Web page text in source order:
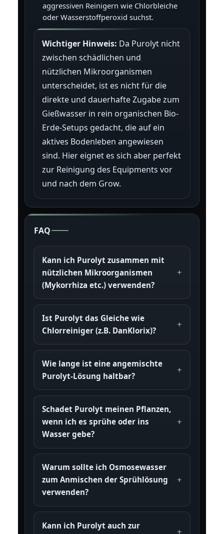
aggressiven Reinigern wie Chlorbleiche
oder Wasserstoffperoxid suchst.
Wichtiger Hinweis: Da Purolyt nicht
zwischen schädlichen und
nützlichen Mikroorganismen
unterscheidet, ist es nicht für die
direkte und dauerhafte Zugabe zum
Gießwasser in rein organischen Bio-
Erde-Setups gedacht, die auf ein
aktives Bodenleben angewiesen
sind. Hier eignet es sich aber perfekt
zur Reinigung des Equipments vor
und nach dem Grow.
FAQ
Kann ich Purolyt zusammen mit
nützlichen Mikroorganismen
(Mykorrhiza etc.) verwenden?
Ist Purolyt das Gleiche wie
Chlorreiniger (z.B. DanKlorix)?
Wie lange ist eine angemischte
Purolyt-Lösung haltbar?
Schadet Purolyt meinen Pflanzen,
wenn ich es sprühe oder ins
Wasser gebe?
Warum sollte ich Osmosewasser
zum Anmischen der Sprühlösung
verwenden?
Kann ich Purolyt auch zur